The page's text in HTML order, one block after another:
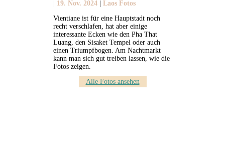
19. Nov. 2024
Laos Fotos
Vientiane ist für eine Hauptstadt noch
recht verschlafen, hat aber einige
interessante Ecken wie den Pha That
Luang, den Sisaket Tempel oder auch
einen Triumpfbogen. Am Nachtmarkt
kann man sich gut treiben lassen, wie die
Fotos zeigen.
Alle Fotos ansehen